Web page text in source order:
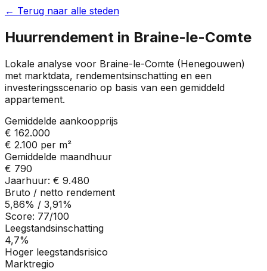
← Terug naar alle steden
Huurrendement in Braine-le-Comte
Lokale analyse voor Braine-le-Comte (Henegouwen)
met marktdata, rendementsinschatting en een
investeringsscenario op basis van een gemiddeld
appartement.
Gemiddelde aankoopprijs
€ 162.000
€ 2.100 per m²
Gemiddelde maandhuur
€ 790
Jaarhuur: € 9.480
Bruto / netto rendement
5,86% / 3,91%
Score: 77/100
Leegstandsinschatting
4,7%
Hoger leegstandsrisico
Marktregio